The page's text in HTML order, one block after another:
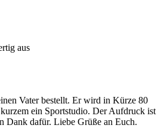
aus
Vater bestellt. Er wird in Kürze 80
ein Sportstudio. Der Aufdruck ist
Dank dafür. Liebe Grüße an Euch.